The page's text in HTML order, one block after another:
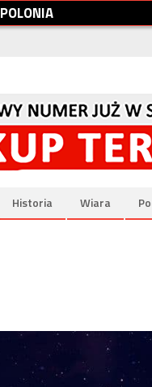
POLONIA
Historia Wiara